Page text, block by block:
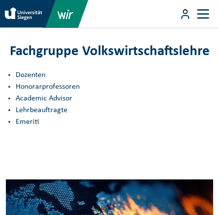
Direkt zum Inhalt
User
Fachgruppe Volkswirtschaftslehre
Dozenten
Honorarprofessoren
Academic Advisor
Lehrbeauftragte
Emeriti